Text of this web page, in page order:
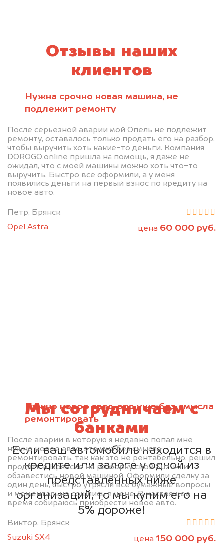
Отзывы наших
клиентов
Нужна срочно новая машина, не
подлежит ремонту
После серьезной аварии мой Опель не подлежит
ремонту, оставалось только продать его на разбор,
чтобы выручить хоть какие-то деньги. Компания
DOROGO.online пришла на помощь, я даже не
ожидал, что с моей машины можно хоть что-то
выручить. Быстро все оформили, а у меня
появились деньги на первый взнос по кредиту на
новое авто.
Петр, Брянск
Opel Astra
цена 60 000 руб.
Нужно новое авто, это уже без смысла
ремонтировать
После аварии в которую я недавно попал мне
нужно новое авто, это уже без смысла
ремонтировать, так как это не рентабельно, решил
продать в Брянске на разборку свой Suzuki и
обзавестись новой машиной. Оформили сделку за
один день, быстро утрясли все бумажные вопросы
и моментально сошлись в цене. В настоящее
время собираюсь приобрести новое авто.
Виктор, Брянск
Suzuki SX4
цена 150 000 руб.
Мы сотрудничаем с
банками
Если ваш автомобиль находится в
кредите или залоге у одной из
представленных ниже
организаций, то мы купим его на
5% дороже!